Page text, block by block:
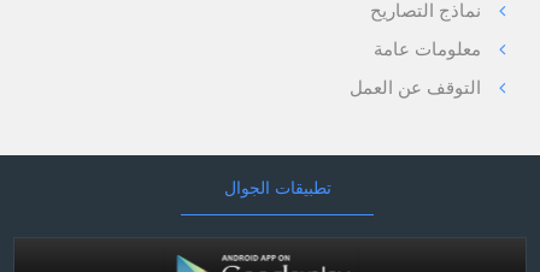
نماذج التصاريح
معلومات عامة
التوقف عن العمل
تطبيقات الجوال